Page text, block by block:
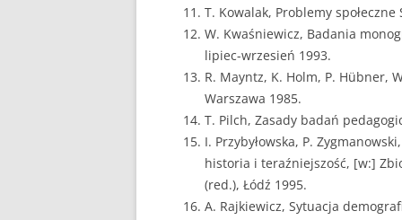
T. Kowalak, Problemy
W. Kwaśniewicz, Badania
lipiec-wrzesień 1993.
R. Mayntz, K. Holm, P. Hübner,
Warszawa 1985.
T. Pilch, Zasady badań
I. Przybyłowska, P.
historia i teraźniejszość, [w:]
(red.), Łódź 1995.
A. Rajkiewicz, Sytuacja